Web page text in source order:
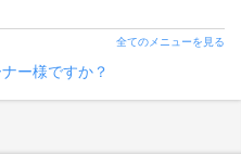
全てのメニューを見る
ー様ですか？